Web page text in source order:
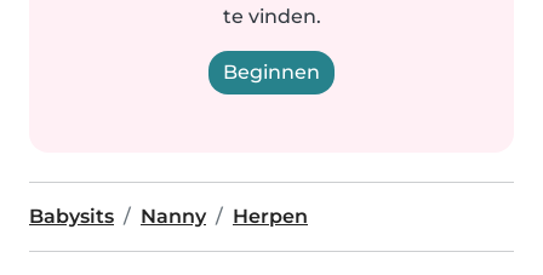
te vinden.
Beginnen
Babysits Nanny Herpen